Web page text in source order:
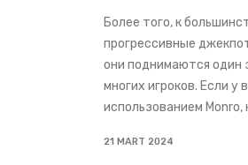
Более того, к
прогрессивные
они поднимаются один
многих игроков. Если у
использованием Monro,
21 MART 2024